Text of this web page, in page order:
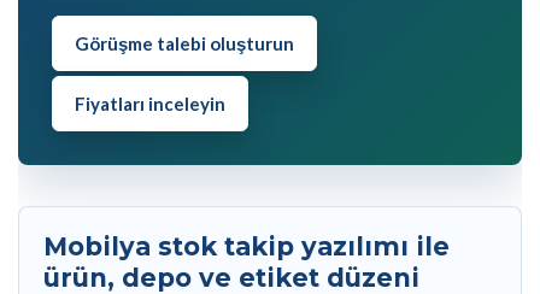
Görüşme talebi oluşturun
Fiyatları inceleyin
Mobilya stok takip yazılımı ile
ürün, depo ve etiket düzeni